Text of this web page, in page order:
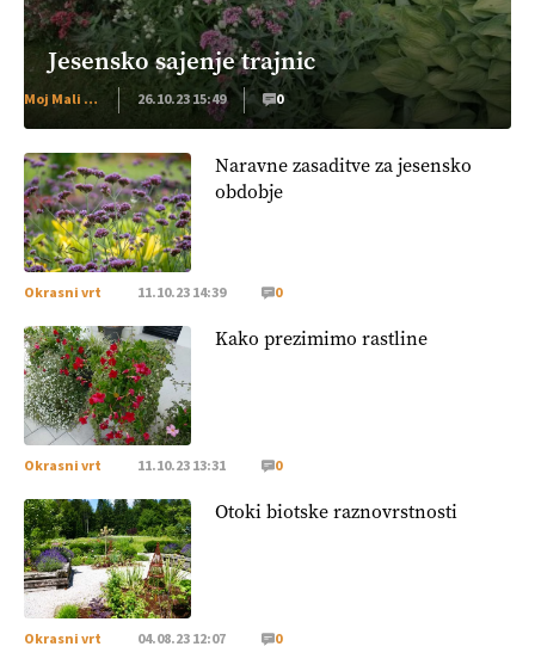
Jesensko sajenje trajnic
Moj Mali Svet 26.10.23 15:49 0
Naravne zasaditve za jesensko
obdobje
Okrasni vrt 11.10.23 14:39 0
Kako prezimimo rastline
Okrasni vrt 11.10.23 13:31 0
Otoki biotske raznovrstnosti
Okrasni vrt 04.08.23 12:07 0